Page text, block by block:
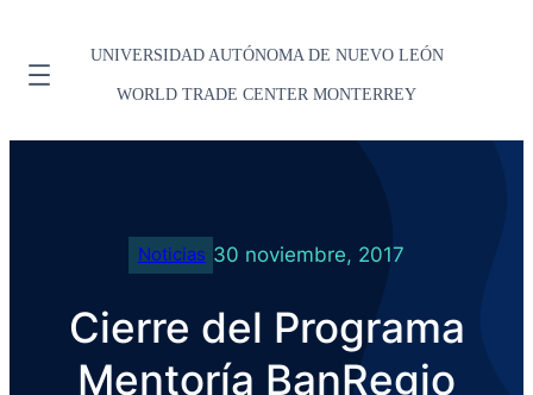
UNIVERSIDAD AUTÓNOMA DE NUEVO LEÓN
WORLD TRADE CENTER MONTERREY
Noticias 30 noviembre, 2017
Cierre del Programa
Mentoría BanRegio